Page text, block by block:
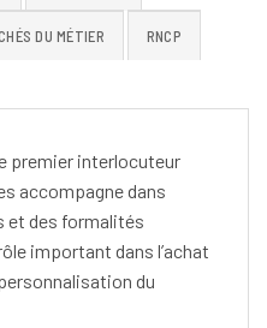
DU MÉTIER RNCP
premier interlocuteur
accompagne dans
et des formalités
important dans l’achat
du